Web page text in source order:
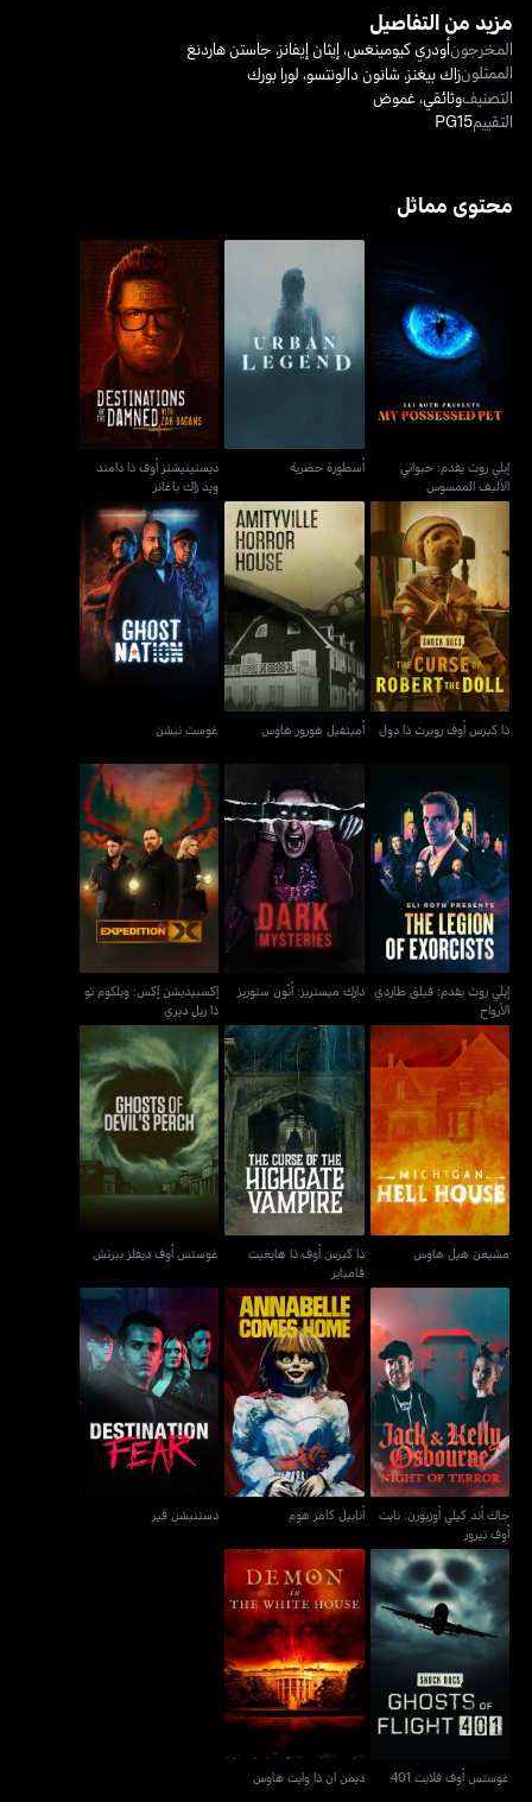
مزيد من التفاصيل
المخرجونأودري كيومينغس، إيثان إيفانز، جاستن هاردنغ
الممثلونزاك بيغنز، شانون دالونتسو، لورا بورك
التصنيفوثائقي،غموض
التقييمPG15
محتوى مماثل
إيلي روث يقدم: حيواني
الأليف الممسوس
إيلي روث يقدم: حيواني
الأليف الممسوس
أسطورة حضرية
أسطورة حضرية
ديستينيشنز أوف ذا دامند
ويذ زاك باغانز
ديستينيشنز أوف ذا دامند
ويذ زاك باغانز
ذا كيرس أوف روبرت ذا دول
ذا كيرس أوف روبرت ذا دول
أميتفيل هورور هاوس
أميتفيل هورور هاوس
غوست نيشن
غوست نيشن
إيلي روث يقدم: فيلق طاردي
الأرواح
إيلي روث يقدم: فيلق طاردي
الأرواح
دارك ميستريز: أنّون ستوريز
دارك ميستريز: أنّون ستوريز
إكسبيديشن إكس: ويلكوم تو
ذا ريل ديري
إكسبيديشن إكس: ويلكوم تو
ذا ريل ديري
مشيغن هيل هاوس
مشيغن هيل هاوس
ذا كيرس أوف ذا هايغيت
فامباير
ذا كيرس أوف ذا هايغيت
فامباير
غوستس أوف ديفلز بيرتش
غوستس أوف ديفلز بيرتش
جاك أند كيلي أوزبورن: نايت
أوف تيرور
جاك أند كيلي أوزبورن: نايت
أوف تيرور
أنابيل كامز هوم
أنابيل كامز هوم
دستنيشن فير
دستنيشن فير
غوستس أوف فلايت 401
غوستس أوف فلايت 401
ديمن ان ذا وايت هاوس
ديمن ان ذا وايت هاوس